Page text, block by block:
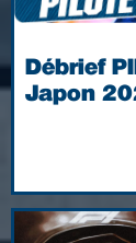
Débrief
Japon